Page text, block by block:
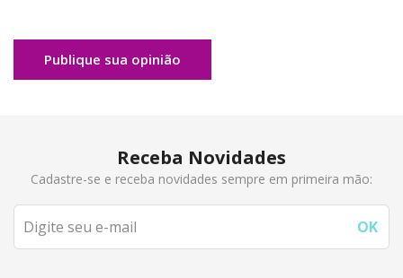
Publique sua opinião
Receba Novidades
Cadastre-se e receba novidades sempre em primeira mão: